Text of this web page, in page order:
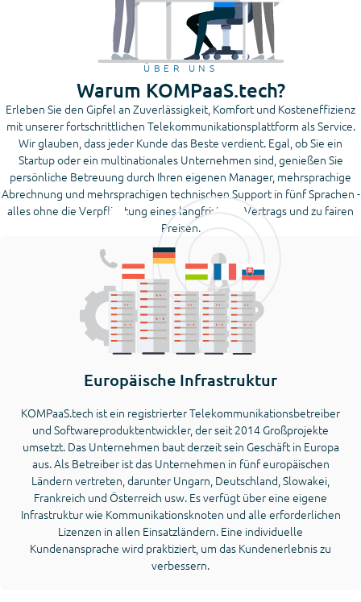
ÜBER UNS
Warum KOMPaaS.tech?
Erleben Sie den Gipfel an Zuverlässigkeit, Komfort und Kosteneffizienz
mit unserer fortschrittlichen Telekommunikationsplattform als Service.
Wir glauben, dass jeder Kunde das Beste verdient. Egal, ob Sie ein
Startup oder ein multinationales Unternehmen sind, genießen Sie
persönliche Betreuung durch Ihren eigenen Manager, mehrsprachige
Abrechnung und mehrsprachigen technischen Support in fünf Sprachen -
alles ohne die Verpflichtung eines langfristigen Vertrags und zu fairen
Preisen.
Europäische Infrastruktur
KOMPaaS.tech ist ein registrierter Telekommunikationsbetreiber
und Softwareproduktentwickler, der seit 2014 Großprojekte
umsetzt. Das Unternehmen baut derzeit sein Geschäft in Europa
aus. Als Betreiber ist das Unternehmen in fünf europäischen
Ländern vertreten, darunter Ungarn, Deutschland, Slowakei,
Frankreich und Österreich usw. Es verfügt über eine eigene
Infrastruktur wie Kommunikationsknoten und alle erforderlichen
Lizenzen in allen Einsatzländern. Eine individuelle
Kundenansprache wird praktiziert, um das Kundenerlebnis zu
verbessern.